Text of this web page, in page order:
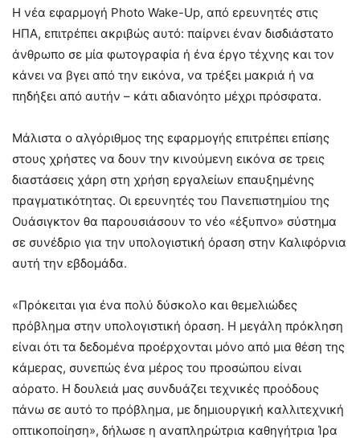
Η νέα εφαρμογή Photo Wake-Up, από ερευνητές στις
ΗΠΑ, επιτρέπει ακριβώς αυτό: παίρνει έναν δισδιάστατο
άνθρωπο σε μία φωτογραφία ή ένα έργο τέχνης και τον
κάνει να βγει από την εικόνα, να τρέξει μακριά ή να
πηδήξει από αυτήν – κάτι αδιανόητο μέχρι πρόσφατα.
Μάλιστα ο αλγόριθμος της εφαρμογής επιτρέπει επίσης
στους χρήστες να δουν την κινούμενη εικόνα σε τρεις
διαστάσεις χάρη στη χρήση εργαλείων επαυξημένης
πραγματικότητας. Οι ερευνητές του Πανεπιστημίου της
Ουάσιγκτον θα παρουσιάσουν το νέο «έξυπνο» σύστημα
σε συνέδριο για την υπολογιστική όραση στην Καλιφόρνια
αυτή την εβδομάδα.
«Πρόκειται για ένα πολύ δύσκολο και θεμελιώδες
πρόβλημα στην υπολογιστική όραση. Η μεγάλη πρόκληση
είναι ότι τα δεδομένα προέρχονται μόνο από μια θέση της
κάμερας, συνεπώς ένα μέρος του προσώπου είναι
αόρατο. Η δουλειά μας συνδυάζει τεχνικές προόδους
πάνω σε αυτό το πρόβλημα, με δημιουργική καλλιτεχνική
οπτικοποίηση», δήλωσε η αναπληρώτρια καθηγήτρια Ίρα